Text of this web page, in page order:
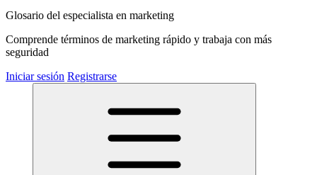
Glosario del especialista en marketing
Comprende términos de marketing rápido y trabaja con más
seguridad
Iniciar sesión Registrarse